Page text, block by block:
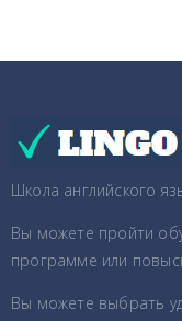
Школа английского
Вы можете пройти
программе или
Вы можете выбрать